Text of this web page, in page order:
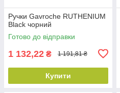
Ручки Gavroche RUTHENIUM
Black чорний
Готово до відправки
1 132,22 ₴ 1 191,81 ₴
Купити